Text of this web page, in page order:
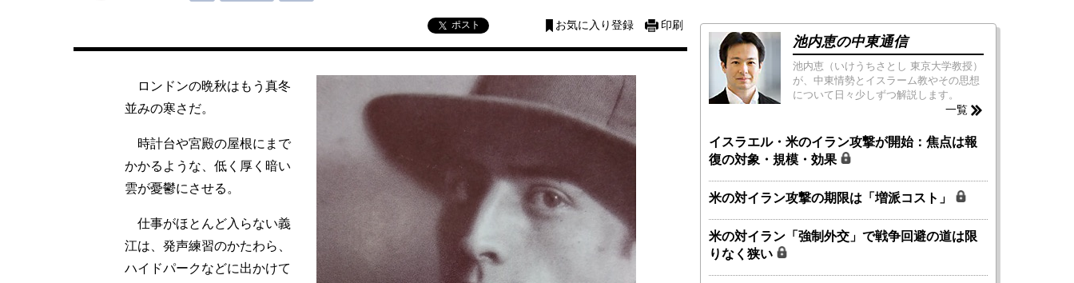
ポスト お気に入り登録 印刷
ロンドンの晩秋はもう真冬
並みの寒さだ。
時計台や宮殿の屋根にまで
かかるような、低く厚く暗い
雲が憂鬱にさせる。
仕事がほとんど入らない義
江は、発声練習のかたわら、
ハイドパークなどに出かけて
池内恵の中東通信
池内恵（いけうちさとし 東京大学教授）
が、中東情勢とイスラーム教やその思想
について日々少しずつ解説します。
一覧
イスラエル・米のイラン攻撃が開始：焦点は報
復の対象・規模・効果
米の対イラン攻撃の期限は「増派コスト」
米の対イラン「強制外交」で戦争回避の道は限
りなく狭い